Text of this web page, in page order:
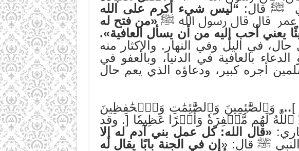
ﷺ‏ ‏قال: “‏ليس شيء أكرم على الله
‏قال ‏قال رسول الله ﷺ‏ «من فتح له
‏يعني ‏أحب إليه من أن يسأل العافية».
في اليل وفي النهار. والإكثار منه
بالعافية في الدنيا، وبالعفو في
أجره كبير، ودعاؤه الذي يعم حال
]
… وَٱلصَّٰٓئِمِينَ وَٱلصَّٰٓئِمَٰتِ وَٱلۡحَٰفِظِينَ
لَهُم مَّغۡفِرَةٗ وَأَجۡرًا عَظِيمٗا [. وقد
«قال الله: كل عمل بني آدم له إلا
ﷺ قال: « إن في الجنة بابًا يقال له